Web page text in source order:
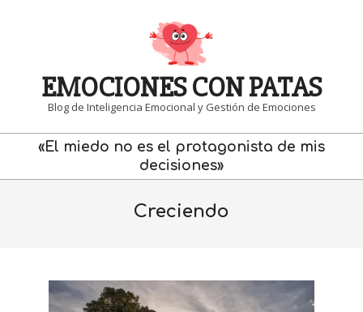
EMOCIONES CON PATAS
Blog de Inteligencia Emocional y Gestión de Emociones
Primary
Menu
«El miedo no es el protagonista de mis
decisiones»
Creciendo